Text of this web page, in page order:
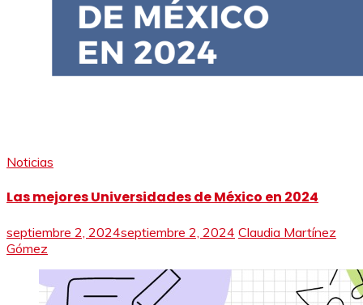
Noticias
Las mejores Universidades de México en 2024
septiembre 2, 2024septiembre 2, 2024 Claudia Martínez
Gómez